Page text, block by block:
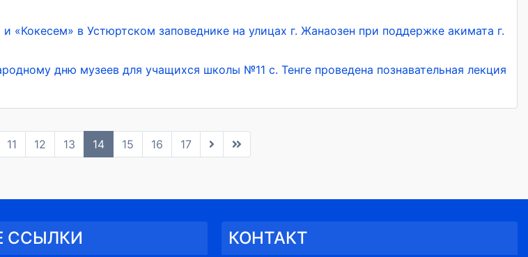
«Кокесем» в Устюртском заповеднике на улицах г. Жанаозен при поддержке акимата г.
дню музеев для учащихся школы №11 с. Тенге проведена познавательная лекция
11 12 13 14 15 16 17
ССЫЛКИ КОНТАКТ